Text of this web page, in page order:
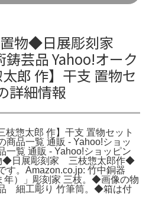
物◆日展彫刻家
芸品 Yahoo!オーク
郎 作】干支 置物セ
詳細情報
枝惣太郎 作】干支 置物セット
商品一覧 通販 - Yahoo!ショッ
一覧 通販 - Yahoo!ショッピン
◆日展彫刻家 三枝惣太郎作◆
。Amazon.co.jp: 竹中銅器
年）」彫刻家 三枝。◆画像の物
細工彫り 竹筆筒。◆箱は付